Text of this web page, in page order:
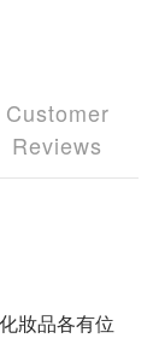
Customer
Reviews
妝品各有位